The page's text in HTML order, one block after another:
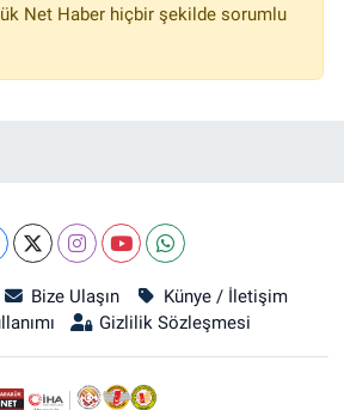
Net Haber hiçbir şekilde sorumlu
Bize Ulaşın
Künye / İletişim
Gizlilik Sözleşmesi